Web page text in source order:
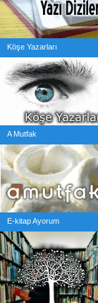
Köşe Yazarları
A Mutfak
E-kitap Ayorum